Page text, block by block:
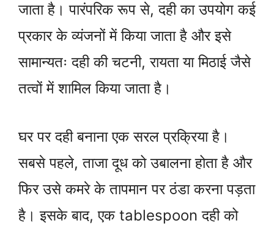
जाता है। पारंपरिक रूप से, दही का उपयोग कई
प्रकार के व्यंजनों में किया जाता है और इसे
सामान्यतः दही की चटनी, रायता या मिठाई जैसे
तत्वों में शामिल किया जाता है।
घर पर दही बनाना एक सरल प्रक्रिया है।
सबसे पहले, ताजा दूध को उबालना होता है और
फिर उसे कमरे के तापमान पर ठंडा करना पड़ता
है। इसके बाद, एक tablespoon दही को